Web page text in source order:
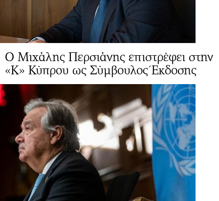
Ο Μιχάλης Περσιάνης επιστρέφει στην
«Κ» Κύπρου ως Σύμβουλος Έκδοσης